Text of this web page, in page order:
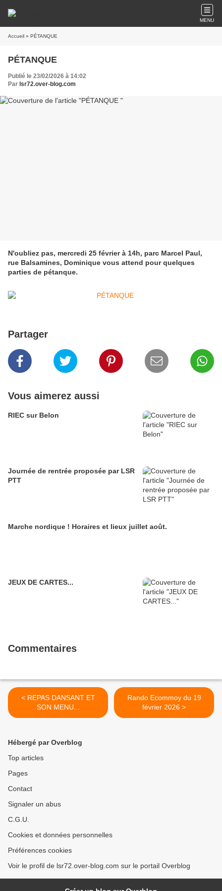
MENU
Accueil » PÉTANQUE
PÉTANQUE
Publié le 23/02/2026 à 14:02
Par lsr72.over-blog.com
N'oubliez pas, mercredi 25 février à 14h, parc Marcel Paul,
rue Balsamines, Dominique vous attend pour quelques
parties de pétanque.
Partager
Vous aimerez aussi
RIEC sur Belon
Journée de rentrée proposée par LSR
PTT
Marche nordique ! Horaires et lieux juillet août.
JEUX DE CARTES...
Commentaires
< REPAS DANSANT ET
SON MENU...
Rando Ecommoy du 19
février 2026 >
Hébergé par Overblog
Top articles
Pages
Contact
Signaler un abus
C.G.U.
Cookies et données personnelles
Préférences cookies
Voir le profil de lsr72.over-blog.com sur le portail Overblog